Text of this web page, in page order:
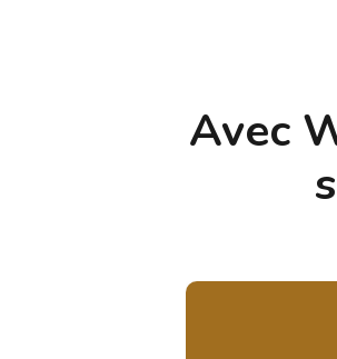
Avec